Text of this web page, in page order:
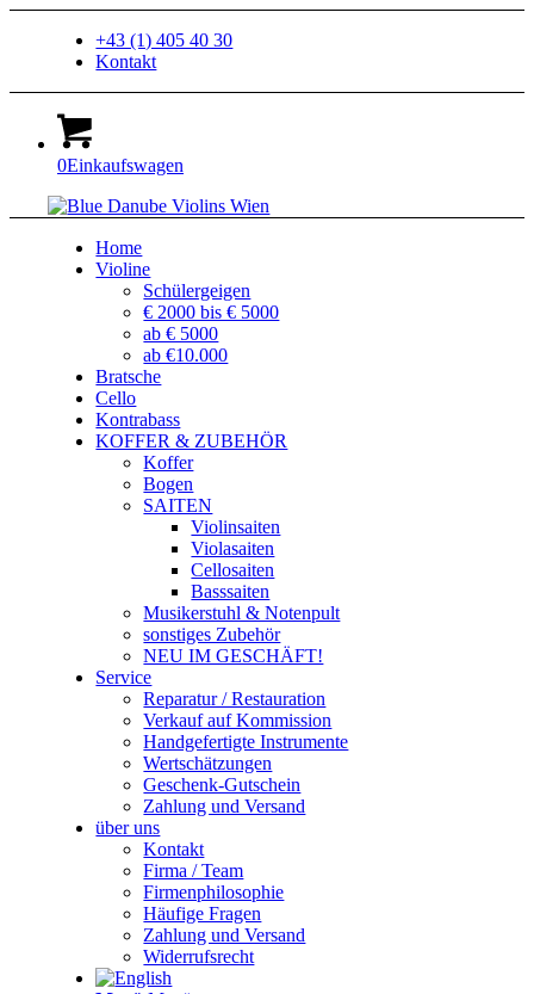
+43 (1) 405 40 30
Kontakt
0Einkaufswagen
Home
Violine
Schülergeigen
€ 2000 bis € 5000
ab € 5000
ab €10.000
Bratsche
Cello
Kontrabass
KOFFER & ZUBEHÖR
Koffer
Bogen
SAITEN
Violinsaiten
Violasaiten
Cellosaiten
Basssaiten
Musikerstuhl & Notenpult
sonstiges Zubehör
NEU IM GESCHÄFT!
Service
Reparatur / Restauration
Verkauf auf Kommission
Handgefertigte Instrumente
Wertschätzungen
Geschenk-Gutschein
Zahlung und Versand
über uns
Kontakt
Firma / Team
Firmenphilosophie
Häufige Fragen
Zahlung und Versand
Widerrufsrecht